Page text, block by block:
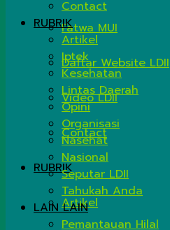
Fatwa MUI
Daftar Website LDII
Video LDII
Contact
RUBRIK
Artikel
Contact
RUBRIK
Artikel
Iptek
Kesehatan
Lintas Daerah
Opini
Organisasi
Nasehat
Nasional
Seputar LDII
Tahukah Anda
LAIN LAIN
Pemantauan Hilal